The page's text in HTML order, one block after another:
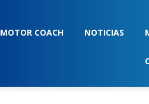
MOTOR COACH NOTICIAS